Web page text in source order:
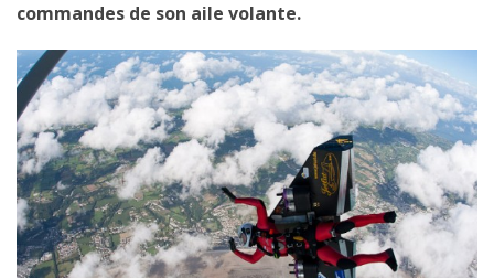
commandes de son aile volante.